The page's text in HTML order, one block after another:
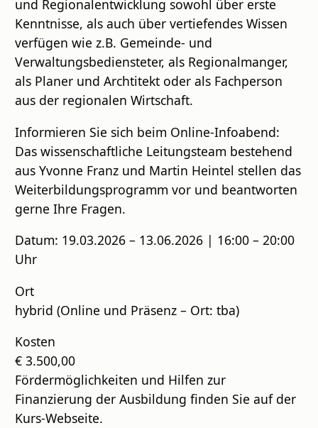
und Regionalentwicklung sowohl über erste
Kenntnisse, als auch über vertiefendes Wissen
verfügen wie z.B. Gemeinde- und
Verwaltungsbediensteter, als Regionalmanger,
als Planer und Archtitekt oder als Fachperson
aus der regionalen Wirtschaft.
Informieren Sie sich beim Online-Infoabend:
Das wissenschaftliche Leitungsteam bestehend
aus Yvonne Franz und Martin Heintel stellen das
Weiterbildungsprogramm vor und beantworten
gerne Ihre Fragen.
Datum: 19.03.2026 – 13.06.2026 | 16:00 – 20:00
Uhr
Ort
hybrid (Online und Präsenz – Ort: tba)
Kosten
€ 3.500,00
Fördermöglichkeiten und Hilfen zur
Finanzierung der Ausbildung finden Sie auf der
Kurs-Webseite.